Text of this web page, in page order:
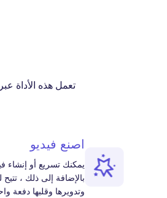
تعمل هذه الأداة
اصنع فيديو
يمكنك تسريع أو إنشاء
بالإضافة إلى ذلك ،
وتدويرها وقلبها دفعة